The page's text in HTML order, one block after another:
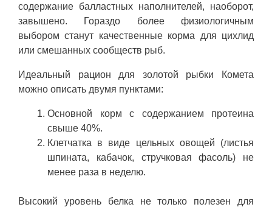
содержание балластных наполнителей, наоборот,
завышено. Гораздо более физиологичным
выбором станут качественные корма для цихлид
или смешанных сообществ рыб.
Идеальный рацион для золотой рыбки Комета
можно описать двумя пунктами:
Основной корм с содержанием протеина
свыше 40%.
Клетчатка в виде цельных овощей (листья
шпината, кабачок, стручковая фасоль) не
менее раза в неделю.
Высокий уровень белка не только полезен для